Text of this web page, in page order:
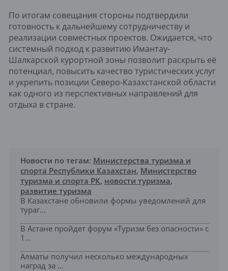
По итогам совещания стороны подтвердили
готовность к дальнейшему сотрудничеству и
реализации совместных проектов. Ожидается, что
системный подход к развитию Имантау-
Шалкарской курортной зоны позволит раскрыть её
потенциал, повысить качество туристических услуг
и укрепить позиции Северо-Казахстанской области
как одного из перспективных направлений для
отдыха в стране.
Новости по тегам: Министерства туризма и
спорта Республики Казахстан, Министерство
туризма и спорта РК, новости туризма,
развитие туризма
В Казахстане обновили формы уведомлений для
тураг...
В Астане пройдет форум «Туризм без опасности» с
1...
Алматы получил несколько международных
наград за ...